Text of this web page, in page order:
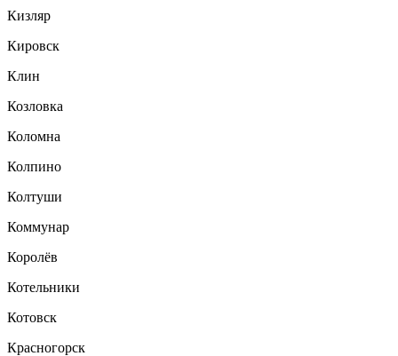
Кизляр
Кировск
Клин
Козловка
Коломна
Колпино
Колтуши
Коммунар
Королёв
Котельники
Котовск
Красногорск